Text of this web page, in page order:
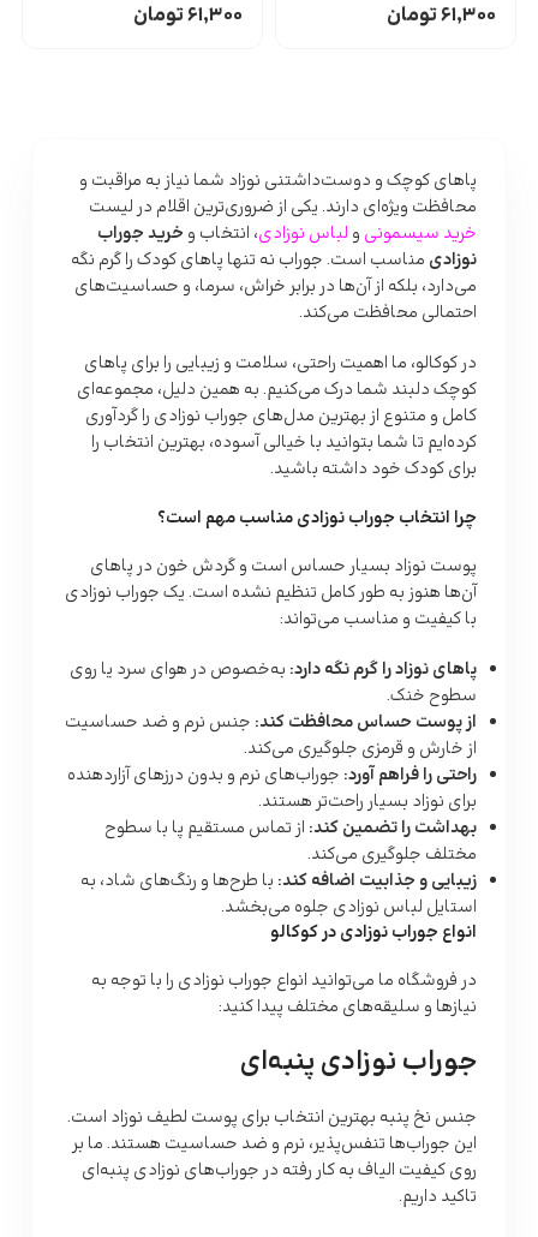
۶۱,۳۰۰تومان ۶۱,۳۰۰تومان
پاهای کوچک و دوست‌داشتنی نوزاد شما نیاز به مراقبت و
محافظت ویژه‌ای دارند. یکی از ضروری‌ترین اقلام در لیست
خرید سیسمونی و لباس نوزادی، انتخاب و خرید جوراب
نوزادی مناسب است. جوراب نه تنها پاهای کودک را گرم نگه
می‌دارد، بلکه از آن‌ها در برابر خراش، سرما، و حساسیت‌های
احتمالی محافظت می‌کند.
در کوکالو، ما اهمیت راحتی، سلامت و زیبایی را برای پاهای
کوچک دلبند شما درک می‌کنیم. به همین دلیل، مجموعه‌ای
کامل و متنوع از بهترین مدل‌های جوراب نوزادی را گردآوری
کرده‌ایم تا شما بتوانید با خیالی آسوده، بهترین انتخاب را
برای کودک خود داشته باشید.
چرا انتخاب جوراب نوزادی مناسب مهم است؟
پوست نوزاد بسیار حساس است و گردش خون در پاهای
آن‌ها هنوز به طور کامل تنظیم نشده است. یک جوراب نوزادی
با کیفیت و مناسب می‌تواند:
پاهای نوزاد را گرم نگه دارد: به‌خصوص در هوای سرد یا روی
سطوح خنک.
از پوست حساس محافظت کند: جنس نرم و ضد حساسیت
از خارش و قرمزی جلوگیری می‌کند.
راحتی را فراهم آورد: جوراب‌های نرم و بدون درزهای آزاردهنده
برای نوزاد بسیار راحت‌تر هستند.
بهداشت را تضمین کند: از تماس مستقیم پا با سطوح
مختلف جلوگیری می‌کند.
زیبایی و جذابیت اضافه کند: با طرح‌ها و رنگ‌های شاد، به
استایل لباس نوزادی جلوه می‌بخشد.
انواع جوراب نوزادی در کوکالو
در فروشگاه ما می‌توانید انواع جوراب نوزادی را با توجه به
نیازها و سلیقه‌های مختلف پیدا کنید:
جوراب نوزادی پنبه‌ای
جنس نخ پنبه بهترین انتخاب برای پوست لطیف نوزاد است.
این جوراب‌ها تنفس‌پذیر، نرم و ضد حساسیت هستند. ما بر
روی کیفیت الیاف به کار رفته در جوراب‌های نوزادی پنبه‌ای
تاکید داریم.